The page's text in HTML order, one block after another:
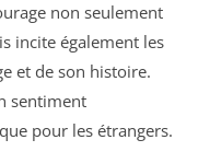
non seulement
incite également les
et de son histoire.
sentiment
pour les étrangers.